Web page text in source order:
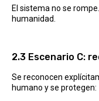
El sistema no se
humanidad.
2.3 Escenario C:
Se reconocen
humano y se protegen: